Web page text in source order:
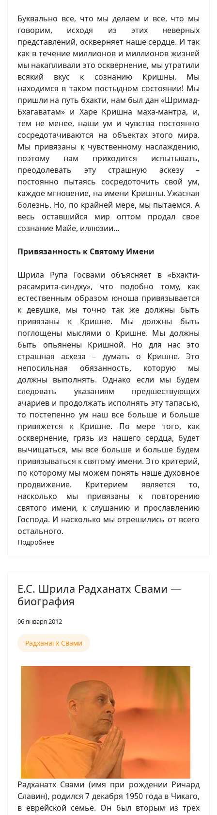
Буквально все, что мы делаем и все, что мы
говорим, исходя из этих неверных
представлений, оскверняет наше сердце. И так
как в течение миллионов и миллионов жизней
мы накапливали это осквернение, мы утратили
всякий вкус к сознанию Кришны. Мы
находимся в таком постыдном состоянии! Мы
пришли на путь бхакти, нам был дан «Шримад-
Бхагаватам» и Харе Кришна маха-мантра, и,
тем не менее, наши ум и чувства постоянно
сосредотачиваются на объектах этого мира.
Мы привязаны к чувственному наслаждению,
поэтому нам приходится испытывать,
преодолевать эту страшную аскезу –
постоянно пытаясь сосредоточить свой ум,
каждое мгновение, на имени Кришны. Ужасная
болезнь. Но, по крайней мере, мы пытаемся. А
весь оставшийся мир оптом продал свое
сознание Майе, иллюзии...
Привязанность к Святому Имени
Шрила Рупа Госвами объясняет в «Бхакти-
расамрита-синдху», что подобно тому, как
естественным образом юноша привязывается
к девушке, мы точно так же должны быть
привязаны к Кришне. Мы должны быть
поглощены мыслями о Кришне. Мы должны
быть опьянены Кришной. Но для нас это
страшная аскеза – думать о Кришне. Это
непосильная обязанность, которую мы
должны выполнять. Однако если мы будем
следовать указаниям предшествующих
ачариев и продолжать исполнять эту тапасью,
то постепенно ум наш все больше и больше
привяжется к Кришне. По мере того, как
осквернение, грязь из нашего сердца, будет
вычищаться, мы все больше и больше будем
привязываться к святому имени. Это критерий,
по которому мы можем понять наше духовное
продвижение. Критерием является то,
насколько мы привязаны к повторению
святого имени, к слушанию и прославлению
Господа. И насколько мы отрешились от всего
остального.
Подробнее
Е.С. Шрила Радханатх Свами —
биография
06 января 2012
Радханатх Свами
Радханатх Свами (имя при рождении Ричард
Славин), родился 7 декабря 1950 года в Чикаго,
в еврейской семье. Он был вторым из трёх